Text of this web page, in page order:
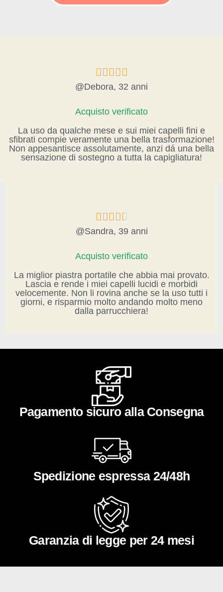

@Debora, 32 anni
Acquisto verificato
La uso da qualche mese e sui miei capelli fini e
sfibrati compie veramente una bella trasformazione!
Non appesantisce assolutamente, anzi dá una bella
sensazione di sostegno a tutta la capigliatura!

@Sandra, 39 anni
Acquisto verificato
La miglior piastra portatile che abbia mai provato.
Lascia e rende i miei capelli lucidi e morbidi
velocemente. Non li rovina anche se la uso tutti i
giorni, e risparmio molto andando molto meno
dalla parrucchiera!
Pagamento sicuro alla Consegna
Spedizione espressa 24/48h
Garanzia di legge per 24 mesi